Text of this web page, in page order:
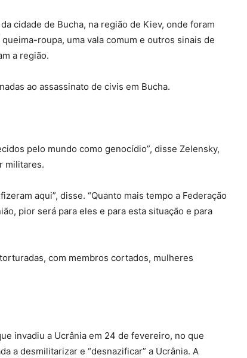
cidade de Bucha, na região de Kiev, onde foram
roupa, uma vala comum e outros sinais de
a região.
ao assassinato de civis em Bucha.
pelo mundo como genocídio”, disse Zelensky,
militares.
aqui”, disse. “Quanto mais tempo a Federação
pior será para eles e para esta situação e para
com membros cortados, mulheres
invadiu a Ucrânia em 24 de fevereiro, no que
a desmilitarizar e “desnazificar” a Ucrânia. A